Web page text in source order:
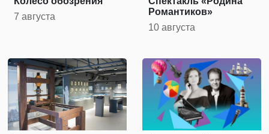
7 августа
Романтиков»
10 августа